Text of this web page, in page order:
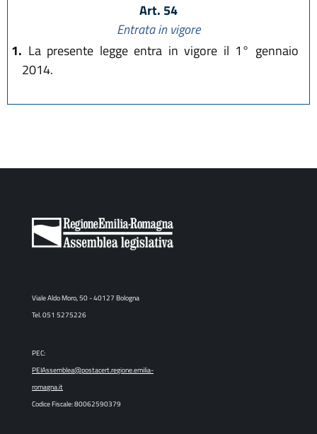
Art. 54
Entrata in vigore
1. La presente legge entra in vigore il 1° gennaio
2014.
Viale Aldo Moro, 50 - 40127 Bologna
Tel. 051 5275226
PEC:
PEIAssemblea@postacert.regione.emilia-
romagna.it
Codice Fiscale: 80062590379